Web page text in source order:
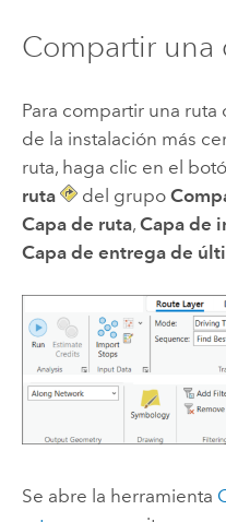
Compartir una
Para compartir una ruta
de la instalación más
ruta, haga clic en el
ruta
del grupo
Capa de ruta, Capa de
Capa de entrega de
Se abre la herramienta